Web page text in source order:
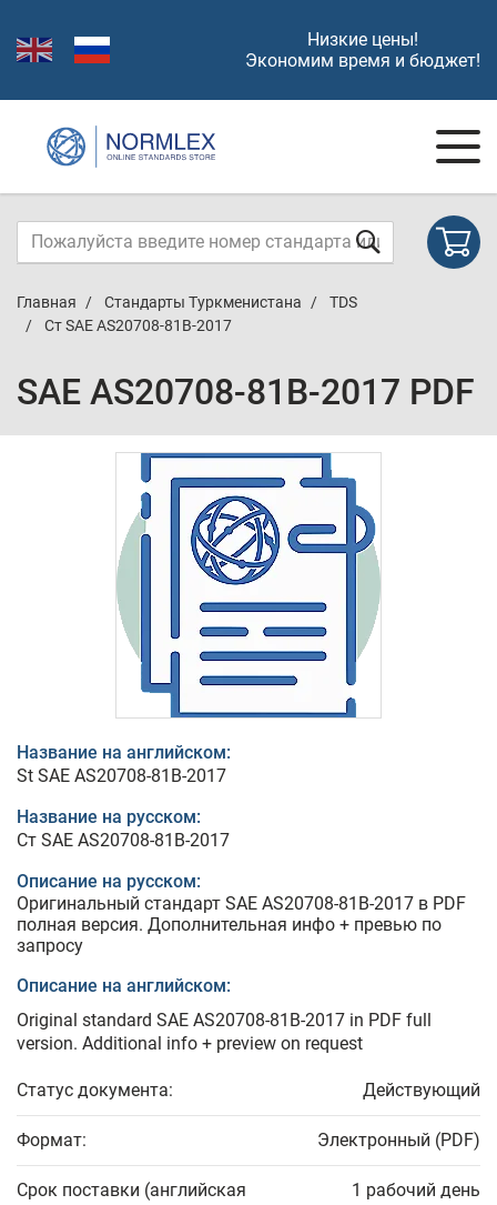
Низкие цены!
Экономим время и бюджет!
Главная Стандарты Туркменистана
TDS
Ст SAE AS20708-81B-2017
SAE AS20708-81B-2017 PDF
Название на английском:
St SAE AS20708-81B-2017
Название на русском:
Ст SAE AS20708-81B-2017
Описание на русском:
Оригинальный стандарт SAE AS20708-81B-2017 в PDF
полная версия. Дополнительная инфо + превью по
запросу
Описание на английском:
Original standard SAE AS20708-81B-2017 in PDF full
version. Additional info + preview on request
Статус документа: Действующий
Формат: Электронный (PDF)
Срок поставки (английская
1 рабочий день